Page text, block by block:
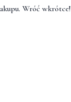
Wróć wkrótce!